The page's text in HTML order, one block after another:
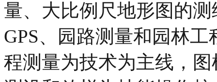
量、大比例尺地形图的
GPS、园路测量和园林
程测量为技术为主线，